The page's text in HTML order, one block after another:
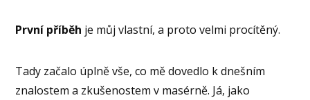
První příběh je můj vlastní, a proto velmi procítěný.
Tady začalo úplně vše, co mě dovedlo k dnešním
znalostem a zkušenostem v masérně. Já, jako